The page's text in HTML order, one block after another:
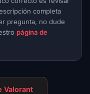
completa
pregunta, no dude
página de
Valorant